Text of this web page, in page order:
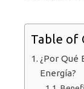
Table of
¿Por Qué
Energía?